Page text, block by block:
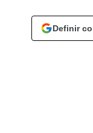
Definir